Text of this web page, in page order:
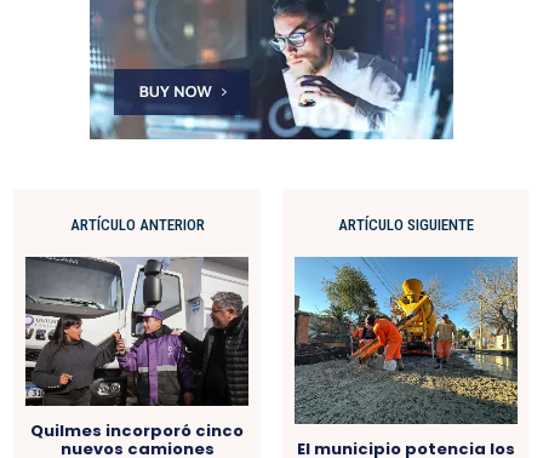
ARTÍCULO ANTERIOR
Quilmes incorporó cinco
nuevos camiones
ARTÍCULO SIGUIENTE
El municipio potencia los